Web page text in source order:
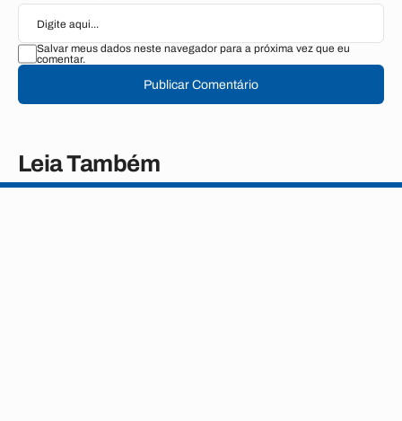
Salvar meus dados neste navegador para a próxima vez que eu
comentar.
Publicar Comentário
Leia Também